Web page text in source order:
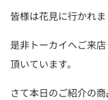
皆様は花見に行かれ
是非トーカイへご来
頂いています。
さて本日のご紹介の商